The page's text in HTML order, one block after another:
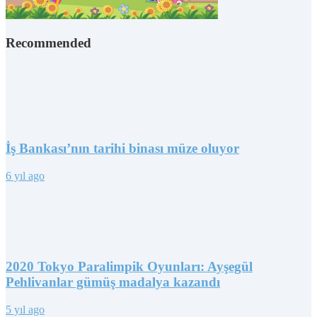
Recommended
İş Bankası’nın tarihi binası müze oluyor
6 yıl ago
2020 Tokyo Paralimpik Oyunları: Ayşegül
Pehlivanlar gümüş madalya kazandı
5 yıl ago